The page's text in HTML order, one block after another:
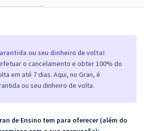
ou seu dinheiro de volta!
o cancelamento e obter 100% do
em até 7 dias. Aqui, no Gran, é
ou seu dinheiro de volta.
de Ensino tem para oferecer (além do